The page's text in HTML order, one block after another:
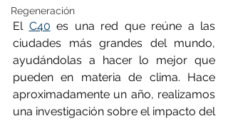
Regeneración
El C40 es una red que reúne a las
ciudades más grandes del mundo,
ayudándolas a hacer lo mejor que
pueden en materia de clima. Hace
aproximadamente un año, realizamos
una investigación sobre el impacto del